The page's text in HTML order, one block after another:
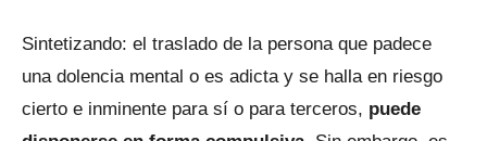
Sintetizando: el traslado de la persona que padece
una dolencia mental o es adicta y se halla en riesgo
cierto e inminente para sí o para terceros, puede